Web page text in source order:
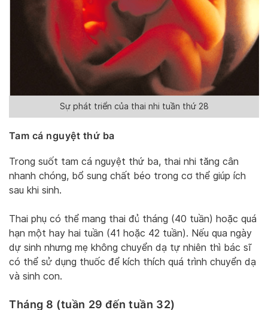
Sự phát triển của thai nhi tuần thứ 28
Tam cá nguyệt thứ ba
Trong suốt tam cá nguyệt thứ ba, thai nhi tăng cân
nhanh chóng, bổ sung chất béo trong cơ thể giúp ích
sau khi sinh.
Thai phụ có thể mang thai đủ tháng (40 tuần) hoặc quá
hạn một hay hai tuần (41 hoặc 42 tuần). Nếu qua ngày
dự sinh nhưng mẹ không chuyển dạ tự nhiên thì bác sĩ
có thể sử dụng thuốc để kích thích quá trình chuyển dạ
và sinh con.
Tháng 8 (tuần 29 đến tuần 32)